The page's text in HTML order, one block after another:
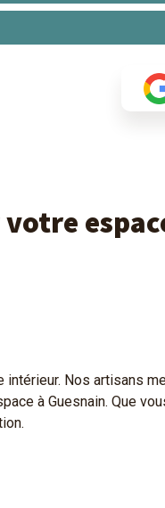
intérieur. Nos artisans
à Guesnain. Que